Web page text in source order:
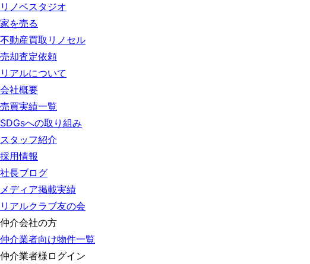
リノベスタジオ
家を売る
不動産買取リノセル
売却査定依頼
リアルについて
会社概要
売買実績一覧
SDGsへの取り組み
スタッフ紹介
採用情報
社長ブログ
メディア掲載実績
リアルクラブ友の会
仲介会社の方
仲介業者向け物件一覧
仲介業者様ログイン